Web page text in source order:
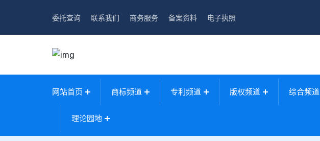
委托查询 联系我们 商务服务 备案资料 电子执照
网站首页 商标频道 专利频道 版权频道 综合频道
理论园地